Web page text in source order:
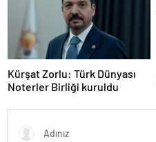
Kürşat Zorlu: Türk Dünyası
Noterler Birliği kuruldu